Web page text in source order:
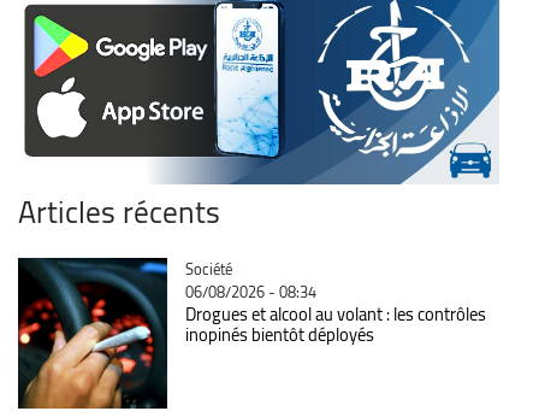
Articles récents
Catégorie
Société
06/08/2026 - 08:34
Drogues et alcool au volant : les contrôles
inopinés bientôt déployés